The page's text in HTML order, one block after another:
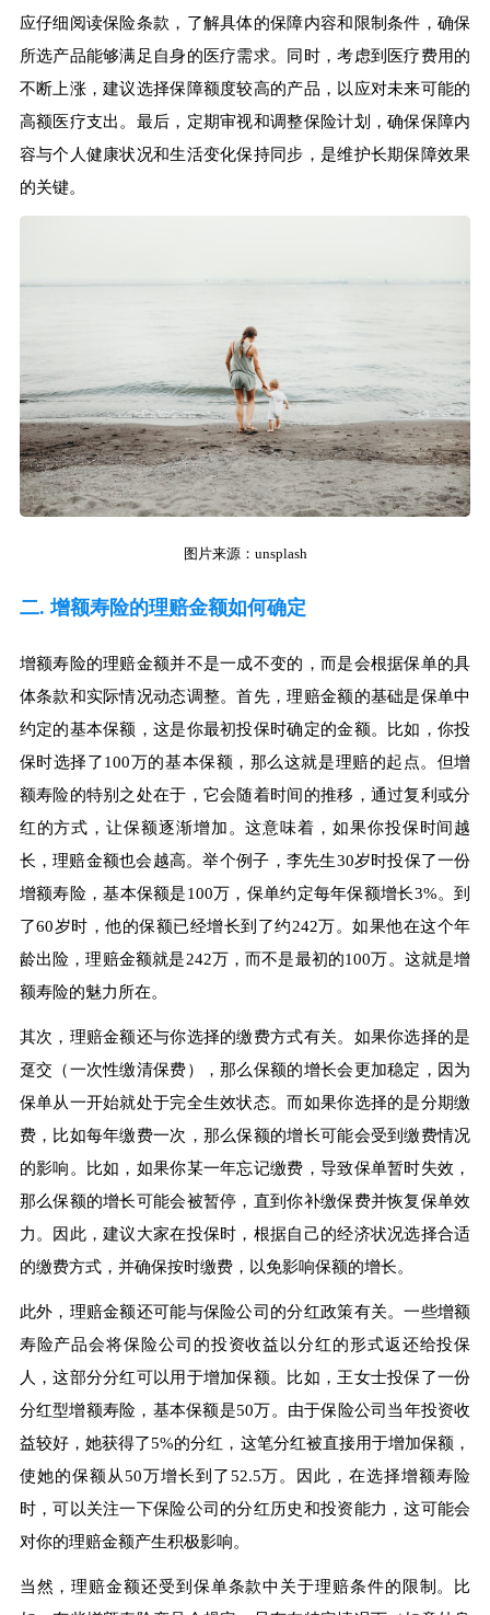
应仔细阅读保险条款，了解具体的保障内容和限制条件，确保
所选产品能够满足自身的医疗需求。同时，考虑到医疗费用的
不断上涨，建议选择保障额度较高的产品，以应对未来可能的
高额医疗支出。最后，定期审视和调整保险计划，确保保障内
容与个人健康状况和生活变化保持同步，是维护长期保障效果
的关键。
图片来源：unsplash
二. 增额寿险的理赔金额如何确定
增额寿险的理赔金额并不是一成不变的，而是会根据保单的具
体条款和实际情况动态调整。首先，理赔金额的基础是保单中
约定的基本保额，这是你最初投保时确定的金额。比如，你投
保时选择了100万的基本保额，那么这就是理赔的起点。但增
额寿险的特别之处在于，它会随着时间的推移，通过复利或分
红的方式，让保额逐渐增加。这意味着，如果你投保时间越
长，理赔金额也会越高。举个例子，李先生30岁时投保了一份
增额寿险，基本保额是100万，保单约定每年保额增长3%。到
了60岁时，他的保额已经增长到了约242万。如果他在这个年
龄出险，理赔金额就是242万，而不是最初的100万。这就是增
额寿险的魅力所在。
其次，理赔金额还与你选择的缴费方式有关。如果你选择的是
趸交（一次性缴清保费），那么保额的增长会更加稳定，因为
保单从一开始就处于完全生效状态。而如果你选择的是分期缴
费，比如每年缴费一次，那么保额的增长可能会受到缴费情况
的影响。比如，如果你某一年忘记缴费，导致保单暂时失效，
那么保额的增长可能会被暂停，直到你补缴保费并恢复保单效
力。因此，建议大家在投保时，根据自己的经济状况选择合适
的缴费方式，并确保按时缴费，以免影响保额的增长。
此外，理赔金额还可能与保险公司的分红政策有关。一些增额
寿险产品会将保险公司的投资收益以分红的形式返还给投保
人，这部分分红可以用于增加保额。比如，王女士投保了一份
分红型增额寿险，基本保额是50万。由于保险公司当年投资收
益较好，她获得了5%的分红，这笔分红被直接用于增加保额，
使她的保额从50万增长到了52.5万。因此，在选择增额寿险
时，可以关注一下保险公司的分红历史和投资能力，这可能会
对你的理赔金额产生积极影响。
当然，理赔金额还受到保单条款中关于理赔条件的限制。比